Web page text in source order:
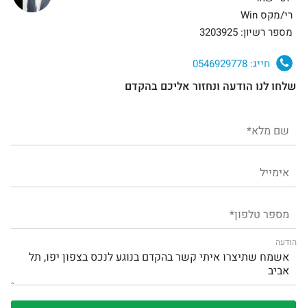
רי/מקס Win
מספר רשיון: 3203925
חייג:
שלחו לנו הודעה ונחזור אליכם בהקדם
הודעה